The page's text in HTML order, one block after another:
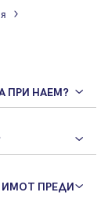
ПРИ НАЕМ?
ПРЕДИ